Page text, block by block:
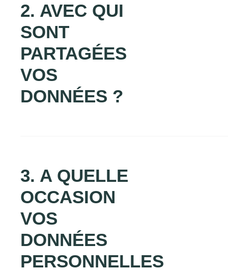
2. AVEC QUI
SONT
PARTAGÉES
VOS
DONNÉES ?
3. A QUELLE
OCCASION
VOS
DONNÉES
PERSONNELLES